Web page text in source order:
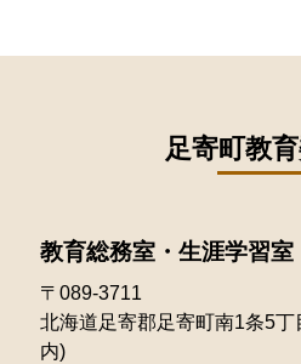
2025年03月
2025年01月
2024年06月
2024年04月
2024年01月
2023年03月
2023年02月
2022年07月
2022年05月
2022年04月
2021年08月
2021年06月
2021年05月
2020年06月
2020年04月
足寄町教
教育総務室・生涯学習
〒089-3711
北海道足寄郡足寄町南1条5
内)